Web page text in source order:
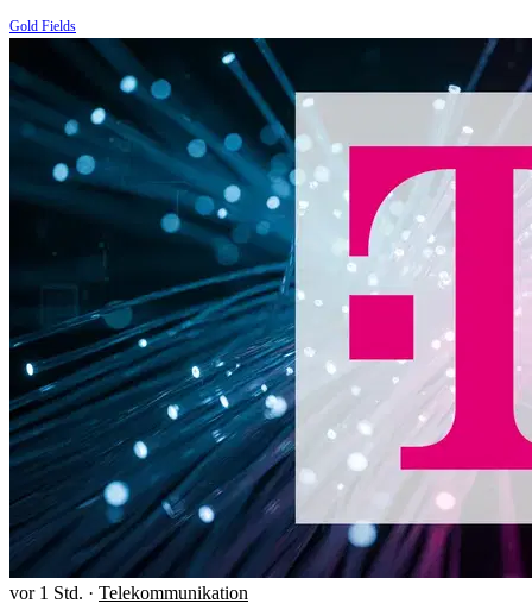
Gold Fields
vor 1 Std. · Telekommunikation